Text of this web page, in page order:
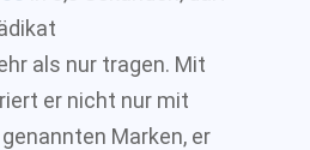
als nur tragen. Mit
er nicht nur mit
Marken, er